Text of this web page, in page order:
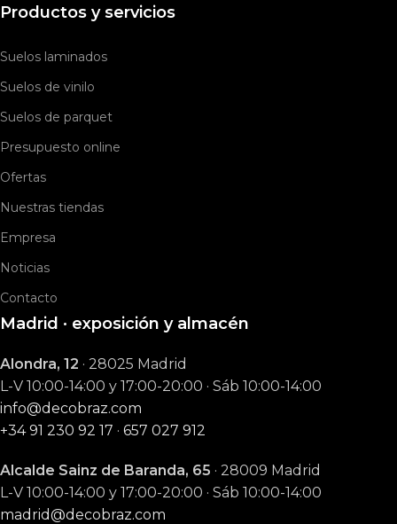
Productos y servicios
Suelos laminados
Suelos de vinilo
Suelos de parquet
Presupuesto online
Ofertas
Nuestras tiendas
Empresa
Noticias
Contacto
Madrid · exposición y almacén
Alondra, 12 · 28025 Madrid
L-V 10:00-14:00 y 17:00-20:00 · Sáb 10:00-14:00
info@decobraz.com
+34 91 230 92 17 · 657 027 912
Alcalde Sainz de Baranda, 65 · 28009 Madrid
L-V 10:00-14:00 y 17:00-20:00 · Sáb 10:00-14:00
madrid@decobraz.com